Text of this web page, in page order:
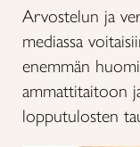
Arvostelun ja
mediassa
enemmän
ammattitaitoon
lopputulosten